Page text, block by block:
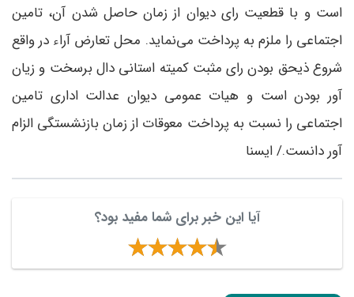
است و با قطعیت رای دیوان از زمان حاصل شدن آن، تامین
اجتماعی را ملزم به پرداخت می‌نماید. محل تعارض آراء در واقع
شروع ذیحق بودن رای مثبت کمیته استانی دال برسخت و زیان
آور بودن است و هیات عمومی دیوان عدالت اداری تامین
اجتماعی را نسبت به پرداخت معوقات از زمان بازنشستگی الزام
آور دانست./ ایسنا
آیا این خبر برای شما مفید بود؟